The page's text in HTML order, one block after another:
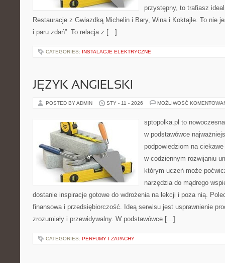
przystępny, to trafiasz
Restauracje z Gwiazdką Michelin i Bary, Wina i Koktajle. To nie
i paru zdań”. To relacja z […]
CATEGORIES: INSTALACJE ELEKTRYCZNE
JĘZYK ANGIELSKI
POSTED BY ADMIN STY - 11 - 2026 MOŻLIWOŚĆ
sptopolka.pl to
w podstawówce
podpowiedziom na
w codziennym rozwijaniu
którym uczeń może
narzędzia do mądrego
dostanie inspiracje gotowe do wdrożenia na lekcji i poza nią.
finansowa i przedsiębiorczość. Ideą serwisu jest usprawnienie
zrozumiały i przewidywalny. W podstawówce […]
CATEGORIES: PERFUMY I ZAPACHY